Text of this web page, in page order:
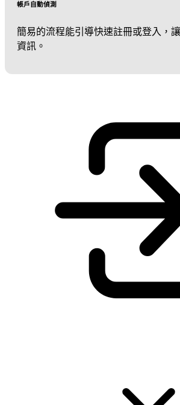
帳戶自動偵測
簡易的流程能引導快速註冊或登入，
資訊。